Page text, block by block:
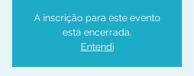
A inscrição para este evento
está encerrada.
Entendi